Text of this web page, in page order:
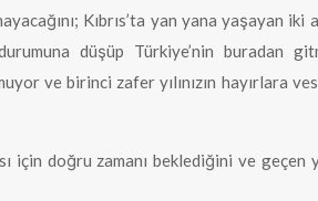
Kıbrıs’ta yan yana yaşayan iki
düşüp Türkiye’nin buradan
ve birinci zafer yılınızın hayırlara
için doğru zamanı beklediğini ve geçen